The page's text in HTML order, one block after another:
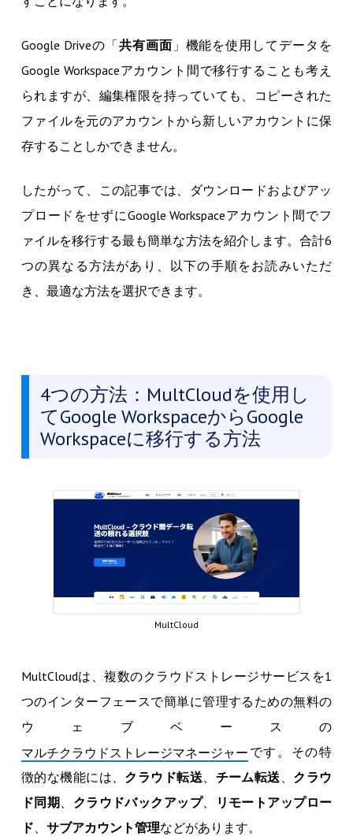
Google Driveの「共有画面 」機能を使用してデータを
Google Workspaceアカウント間で移行することも考え
られますが、編集権限を持っていても、コピーされた
ファイルを元のアカウントから新しいアカウントに保
存することしかできません。
したがって、この記事では、ダウンロードおよびアッ
プロードをせずにGoogle Workspaceアカウント間でフ
ァイルを移行する最も簡単な方法を紹介します。合計6
つの異なる方法があり、以下の手順をお読みいただ
き、最適な方法を選択できます。
4つの方法：MultCloudを使用し
てGoogle WorkspaceからGoogle
Workspaceに移行する方法
MultCloud
MultCloudは、複数のクラウドストレージサービスを1
つのインターフェースで簡単に管理するための無料の
ウェブベースの
マルチクラウドストレージマネージャー です。その特
徴的な機能には、 クラウド転送 チーム転送
クラウ
ド同期
クラウドバックアップ、
リモートアップロー
ド
サブアカウント管理などがあります。